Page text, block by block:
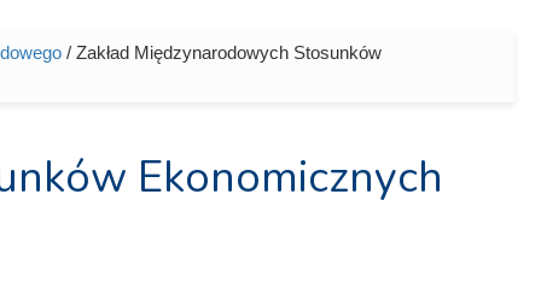
/ Zakład Międzynarodowych Stosunków
Ekonomicznych